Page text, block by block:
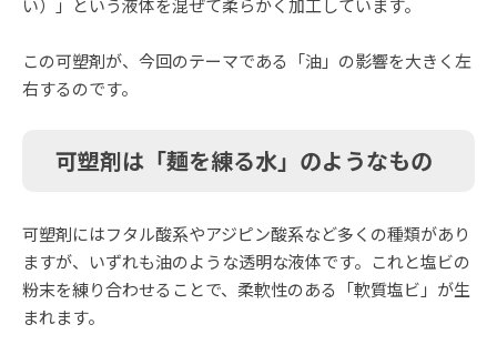
い）」という液体を混ぜて柔らかく加工しています。
この可塑剤が、今回のテーマである「油」の影響を大きく左
右するのです。
可塑剤は「麺を練る水」のようなもの
可塑剤にはフタル酸系やアジピン酸系など多くの種類があり
ますが、いずれも油のような透明な液体です。これと塩ビの
粉末を練り合わせることで、柔軟性のある「軟質塩ビ」が生
まれます。